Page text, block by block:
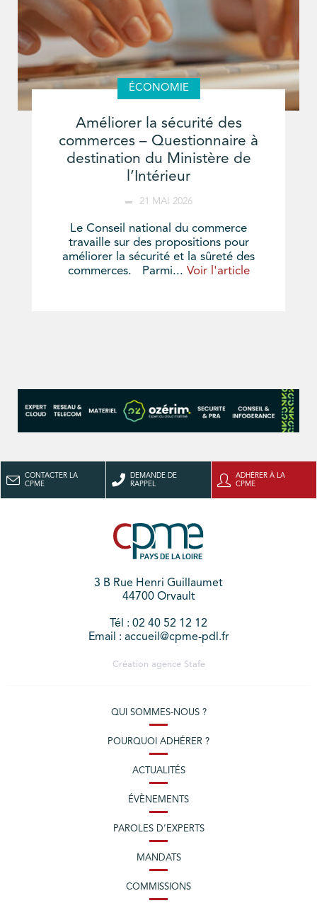
ÉCONOMIE
Améliorer la sécurité des
commerces – Questionnaire à
destination du Ministère de
l’Intérieur
21 MAI 2026
Le Conseil national du commerce
travaille sur des propositions pour
améliorer la sécurité et la sûreté des
commerces. Parmi... Voir l'article
CONTACTER LA
CPME
DEMANDE DE
RAPPEL
ADHÉRER À LA
CPME
3 B Rue Henri Guillaumet
44700 Orvault
Tél : 02 40 52 12 12
Email : accueil@cpme-pdl.fr
Création agence Stafe
QUI SOMMES-NOUS ?
POURQUOI ADHÉRER ?
ACTUALITÉS
ÉVÈNEMENTS
PAROLES D’EXPERTS
MANDATS
COMMISSIONS